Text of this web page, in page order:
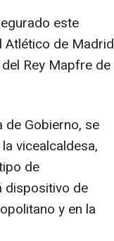
este
Atlético de Madrid
Rey Mapfre de
Gobierno, se
vicealcaldesa,
de
dispositivo de
y en la